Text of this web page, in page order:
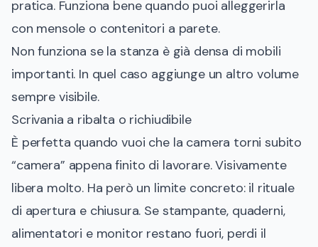
pratica. Funziona bene quando puoi alleggerirla
con mensole o contenitori a parete.
Non funziona se la stanza è già densa di mobili
importanti. In quel caso aggiunge un altro volume
sempre visibile.
Scrivania a ribalta o richiudibile
È perfetta quando vuoi che la camera torni subito
“camera” appena finito di lavorare. Visivamente
libera molto. Ha però un limite concreto: il rituale
di apertura e chiusura. Se stampante, quaderni,
alimentatori e monitor restano fuori, perdi il